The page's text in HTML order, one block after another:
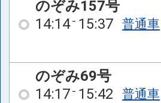
のぞみ157号
14:14 15:37 普通車
のぞみ69号
14:17 15:42 普通車